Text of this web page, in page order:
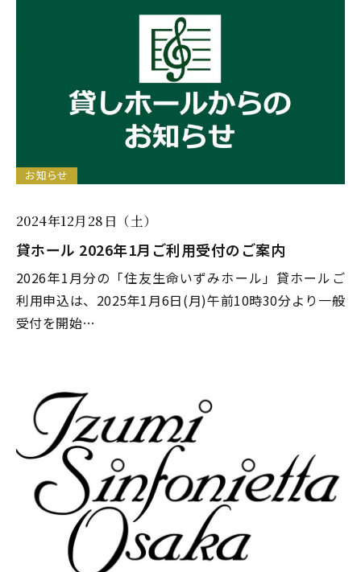
お知らせ
2024年12月28日（土）
貸ホール 2026年1月ご利用受付のご案内
2026年1月分の「住友生命いずみホール」貸ホールご
利用申込は、2025年1月6日(月)午前10時30分より一般
受付を開始…